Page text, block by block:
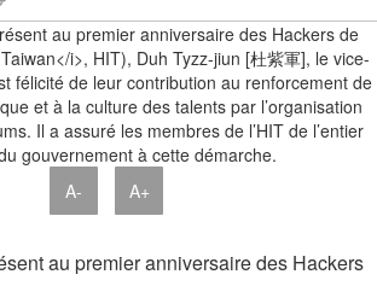
A- A+
au premier anniversaire des Hackers